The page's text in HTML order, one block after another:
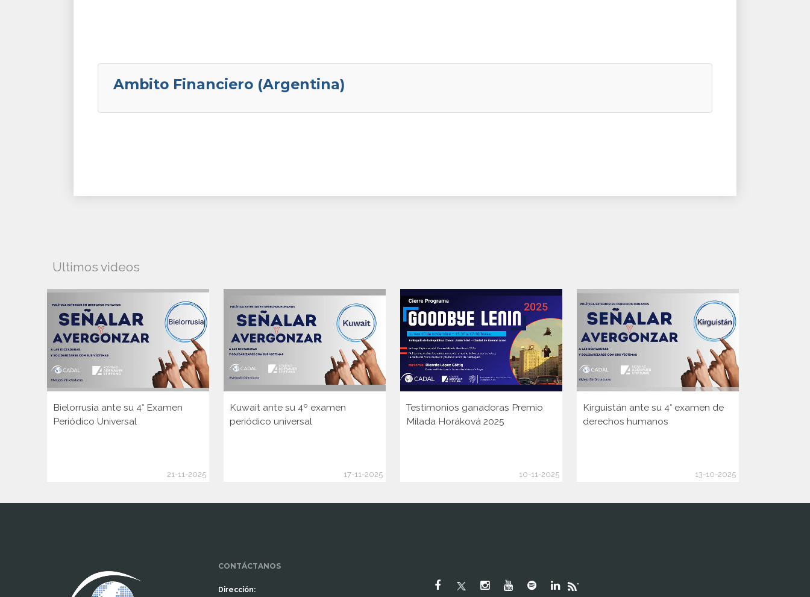
Ambito Financiero (Argentina)
Ultimos videos
Bielorrusia ante su 4° Examen
Periódico Universal
21-11-2025
Kuwait ante su 4º examen
periódico universal
17-11-2025
Testimonios ganadoras Premio
Milada Horáková 2025
10-11-2025
Kirguistán ante su 4° examen de
derechos humanos
13-10-2025
CONTÁCTANOS
Dirección:
"